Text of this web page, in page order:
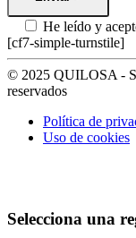
He leído y
[cf7-simple-turnstile]
© 2025 QUILOSA -
reservados
Política de
Uso de cookies
Selecciona una